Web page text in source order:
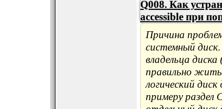
Q008. Как
accessible при
Причина
системный
владельца
правильно
логический
примеру раздел